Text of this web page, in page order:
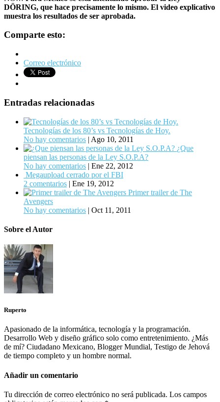
DÖRING, que hace precisamente lo mismo. El video explicativo
muestra los resultados de ser aprobada.
Comparte esto:
Correo electrónico
Entradas relacionadas
Tecnologías de los 80’s vs Tecnologías de Hoy.
No hay comentarios | Ago 10, 2011
¿Que
piensan las personas de la Ley S.O.P.A?
No hay comentarios | Ene 22, 2012
Megaupload cerrado por el FBI
2 comentarios | Ene 19, 2012
Primer trailer de The
Avengers
No hay comentarios | Oct 11, 2011
Sobre el Autor
Ruperto
Apasionado de la informática, tecnología y la programación.
Desarrollo Web y diseño gráfico solo como entretenimiento. ¿Más
de mí? Ciudadano Mexicano, Blogger Mundial, Testigo de Jehová
de tiempo completo y un hombre normal.
Añadir un comentario
Tu dirección de correo electrónico no será publicada. Los campos